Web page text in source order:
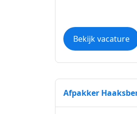
Bekijk vacature
Afpakker